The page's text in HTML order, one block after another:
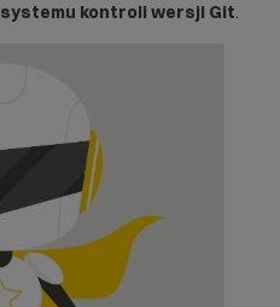
systemu kontroli wersji Git.